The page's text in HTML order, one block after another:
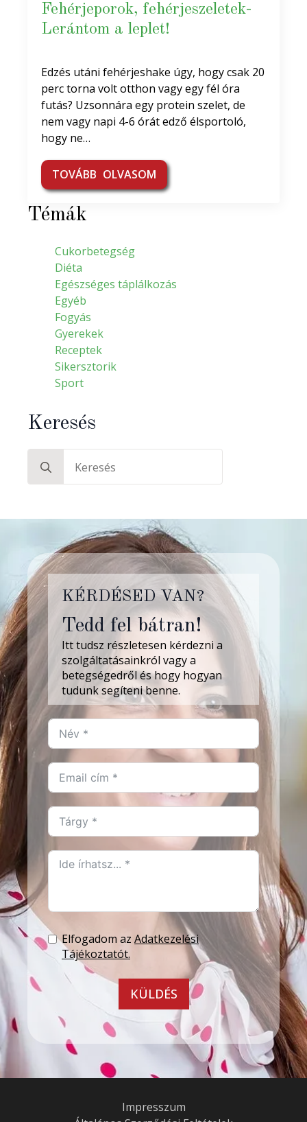
Fehérjeporok, fehérjeszeletek-
Lerántom a leplet!
Edzés utáni fehérjeshake úgy, hogy csak 20
perc torna volt otthon vagy egy fél óra
futás? Uzsonnára egy protein szelet, de
nem vagy napi 4-6 órát edző élsportoló,
hogy ne…
TOVÁBB OLVASOM
Témák
Cukorbetegség
Diéta
Egészséges táplálkozás
Egyéb
Fogyás
Gyerekek
Receptek
Sikersztorik
Sport
Keresés
for:
KÉRDÉSED VAN?
Tedd fel bátran!
Itt tudsz részletesen kérdezni a
szolgáltatásainkról vagy a
betegségedről és hogy hogyan
tudunk segíteni benne.
Elfogadom az Adatkezelési
Tájékoztatót.
KÜLDÉS
Impresszum